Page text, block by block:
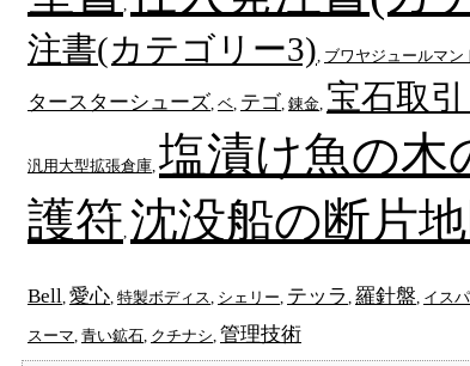
注書(カテゴリー3) ブワヤジュールマン
タースターシューズ ベ テゴ 錬金 宝石取引
汎用大型拡張倉庫 塩漬け魚の木
護符沈没船の断片地
Bell 愛心 特製ボディス シェリー テッラ 羅針盤 イス
スーマ 青い鉱石 クチナシ 管理技術